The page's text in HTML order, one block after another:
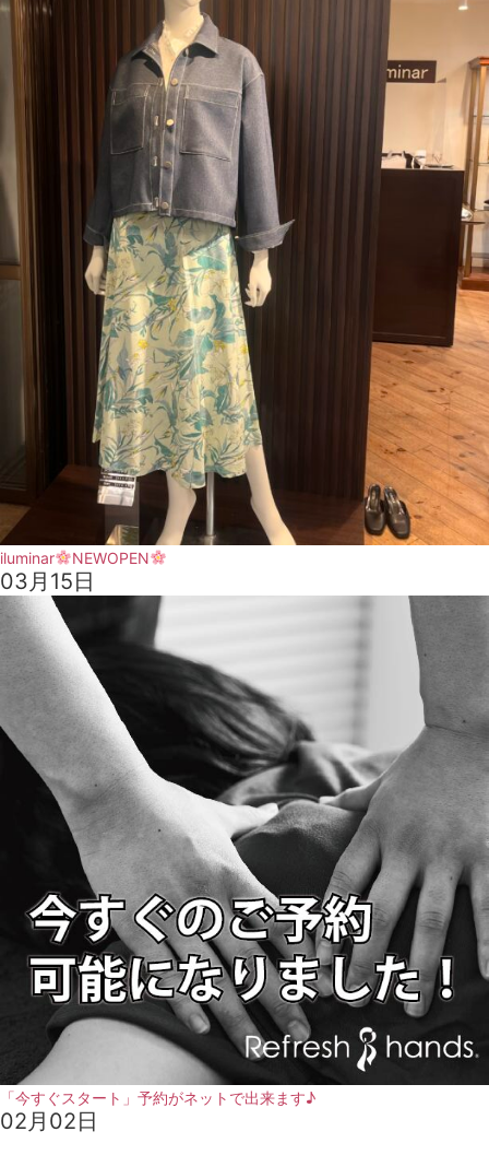
iluminar NEWOPEN
03月15日
「今すぐスタート」予約がネットで出来ます♪
02月02日